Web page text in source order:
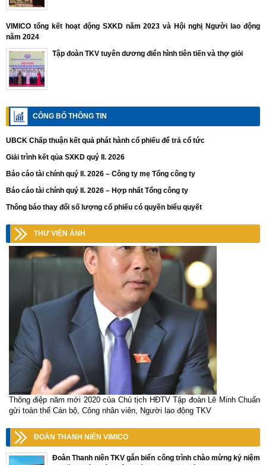
VIMICO tổng kết hoạt động SXKD năm 2023 và Hội nghị Người lao động
năm 2024
Tập đoàn TKV tuyên dương điển hình tiên tiến và thợ giỏi
CÔNG BỐ THÔNG TIN
UBCK Chấp thuận kết quả phát hành cổ phiếu để trả cổ tức
Giải trình kết qủa SXKD quý II. 2026
Báo cáo tài chính quý II. 2026 – Công ty mẹ Tổng công ty
Báo cáo tài chính quý II. 2026 – Hợp nhất Tổng công ty
Thông báo thay đổi số lượng cổ phiếu có quyền biểu quyết
THƯ VIỆN ẢNH
Thông điệp năm mới 2020 của Chủ tịch HĐTV Tập đoàn Lê Minh Chuẩn
gửi toàn thể Cán bộ, Công nhân viên, Người lao động TKV
ĐOÀN THANH NIÊN VIMICO
Đoàn Thanh niên TKV gắn biển công trình chào mừng kỷ niệm